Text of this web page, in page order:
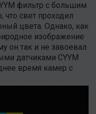
фильтр с большим
что свет проходил
цвета. Однако, как
изображение
он так и не завоевал
датчиками CYYM
время камер с